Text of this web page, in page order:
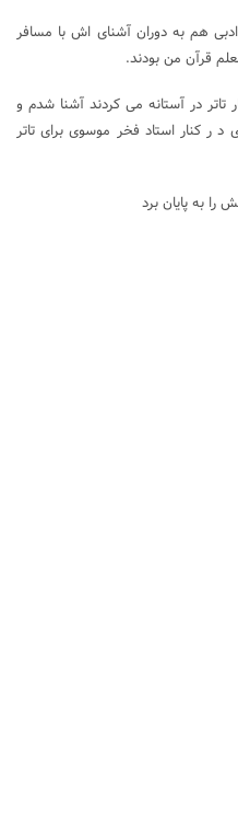
هم به دوران آشنای اش با مسافر
قرآن من بودند.
در آستانه می کردند آشنا شدم و
ر کنار استاد فخر موسوی برای تاتر
به پایان برد